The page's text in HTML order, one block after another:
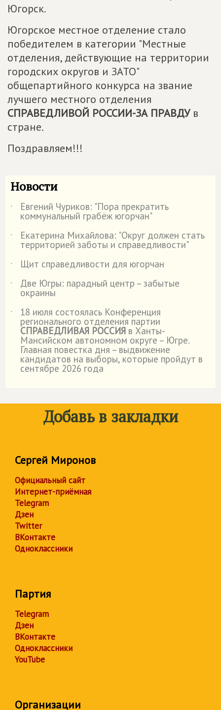
Югорск.
Югорское местное отделение стало
победителем в категории "Местные
отделения, действующие на территории
городских округов и ЗАТО"
общепартийного конкурса на звание
лучшего местного отделения
СПРАВЕДЛИВОЙ РОССИИ-ЗА ПРАВДУв
стране.
Поздравляем!!!
Новости
˙ Евгений Чуриков: "Пора прекратить
коммунальный грабёж югорчан"
˙
Екатерина Михайлова: "Округ должен стать
территорией заботы и справедливости"
˙
Щит справедливости для югорчан
˙
Две Югры: парадный центр – забытые
окраины
˙
18 июля состоялась Конференция
регионального отделения партии
СПРАВЕДЛИВАЯ РОССИЯ в Ханты-
Мансийском автономном округе – Югре.
Главная повестка дня – выдвижение
кандидатов на выборы, которые пройдут в
сентябре 2026 года
Добавь в закладки
Сергей Миронов
Официальный сайт
Интернет-приёмная
Telegram
Дзен
Twitter
ВКонтакте
Одноклассники
Партия
Telegram
Дзен
ВКонтакте
Одноклассники
YouTube
Организации